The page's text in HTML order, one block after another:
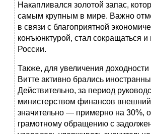
Накапливался золотой запас,
самым крупным в мире. Важно
в связи с благоприятной
конъюнктурой, стал сокращаться
России.
Также, для увеличения
Витте активно брались
Действительно, за период
министерством финансов
значительно — примерно на 30%,
грамотному обращению с